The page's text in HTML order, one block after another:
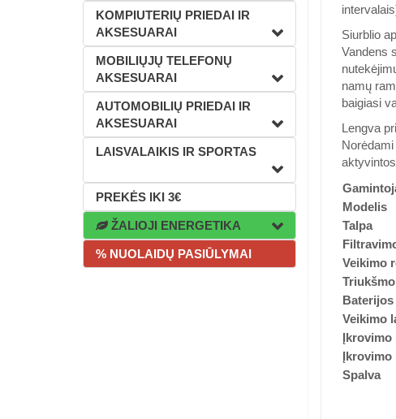
KOMPIUTERIŲ PRIEDAI IR
AKSESUARAI
MOBILIŲJŲ TELEFONŲ
AKSESUARAI
AUTOMOBILIŲ PRIEDAI IR
AKSESUARAI
LAISVALAIKIS IR SPORTAS
PREKĖS IKI 3€
ŽALIOJI ENERGETIKA
% NUOLAIDŲ PASIŪLYMAI
Siurblio
Vandens
namų
baigiasi
Lengva
Modelis
Talpa
Veikimo
Baterijos
Veikimo
Įkrovimo
Įkrovimo
Spalva